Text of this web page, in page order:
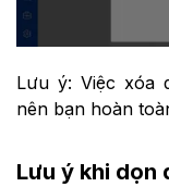
Lưu ý: Việc xóa
nên bạn hoàn
Lưu ý khi dọn